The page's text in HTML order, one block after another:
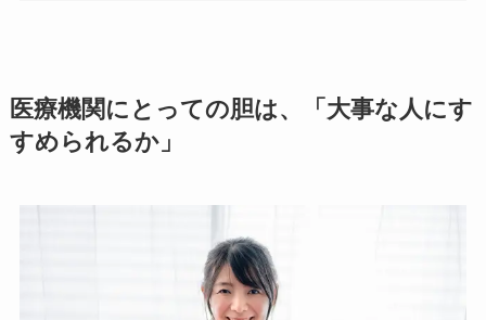
医療機関にとっての胆は、「大事な人にす
すめられるか」